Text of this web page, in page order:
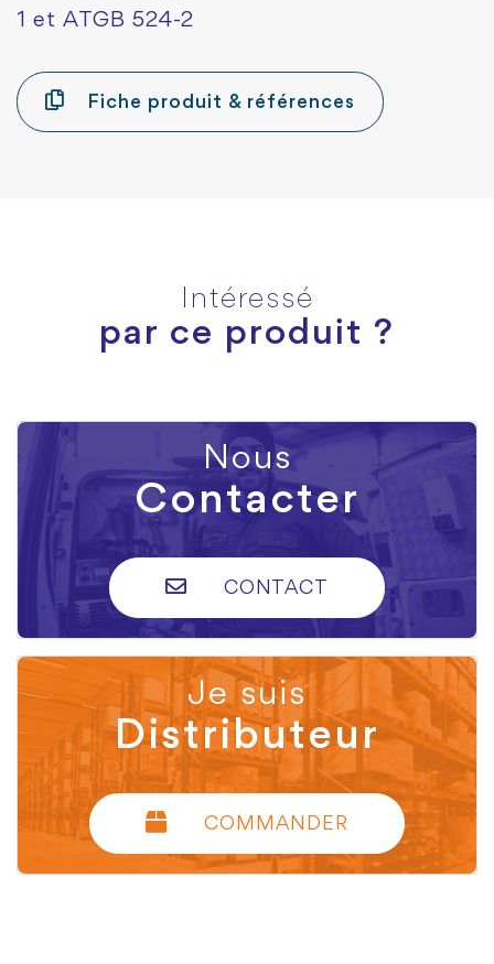
1 et ATGB 524-2
Fiche produit & références
Intéressé
par ce produit ?
Nous
Contacter
CONTACT
Je suis
Distributeur
COMMANDER